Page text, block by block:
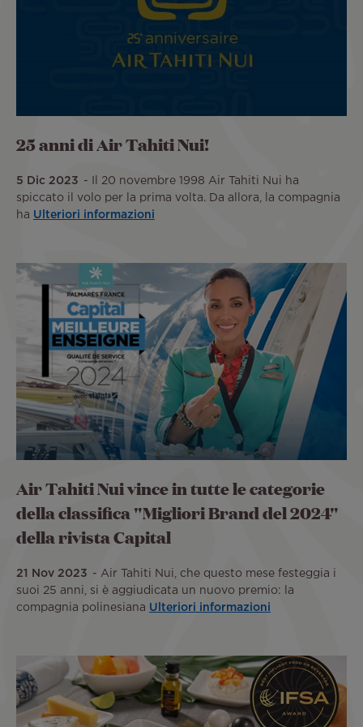
25 anni di Air Tahiti Nui!
5 Dic 2023
Il 20 novembre 1998 Air Tahiti Nui ha
spiccato il volo per la prima volta. Da allora, la compagnia
ha Ulteriori informazioni
Air Tahiti Nui vince in tutte le categorie
della classifica "Migliori Brand del 2024"
della rivista Capital
21 Nov 2023
Air Tahiti Nui, che questo mese festeggia i
suoi 25 anni, si è aggiudicata un nuovo premio: la
compagnia polinesiana Ulteriori informazioni